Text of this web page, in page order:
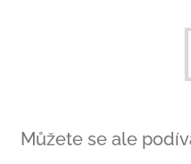
Můžete se ale